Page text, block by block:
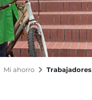
Mi ahorro